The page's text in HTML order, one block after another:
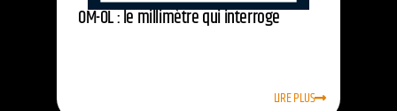
OM-OL : le millimètre qui interroge
LIRE PLUS